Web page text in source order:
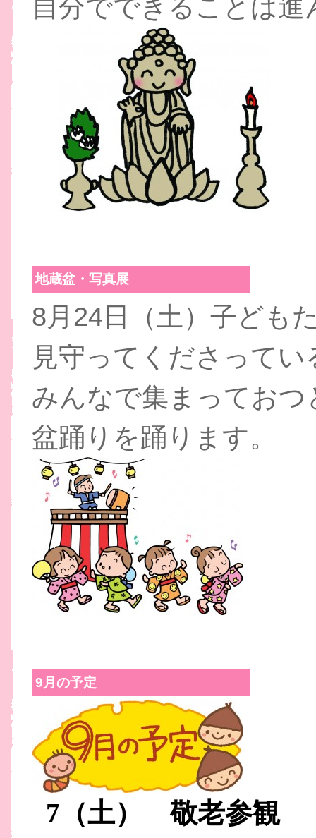
自分でできることは
地蔵盆・写真展
8月24日（土）子ども
見守ってくださって
みんなで集まっておつ
盆踊りを踊ります。
9月の予定
7 （土） 敬老参観